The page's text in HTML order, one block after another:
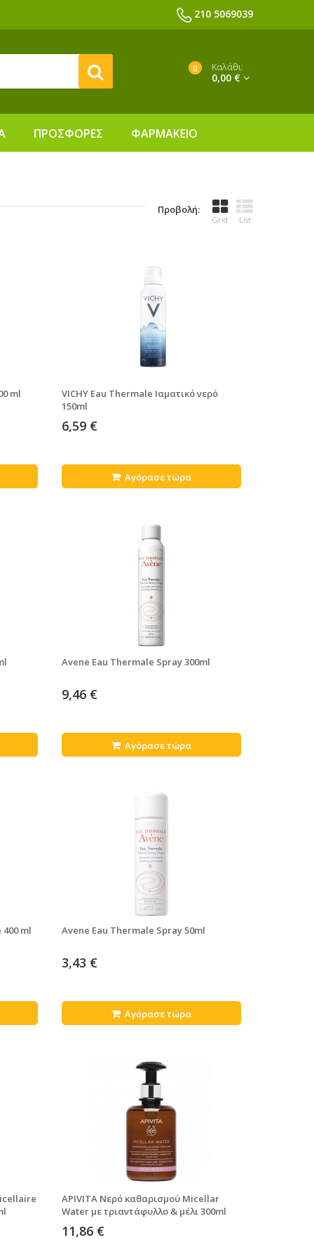
210 5069039
0 Καλάθι:
0,00 €
ΠΡΟΣΦΟΡΕΣ ΦΑΡΜΑΚΕΙΟ
Προβολή:
Grid List
ml
VICHY Eau Thermale Ιαματικό νερό
150ml
6,59 €
Αγόρασε τώρα
Avene Eau Thermale Spray 300ml
9,46 €
Αγόρασε τώρα
ml Avene Eau Thermale Spray 50ml
3,43 €
Αγόρασε τώρα
APIVITA Νερό καθαρισμού Micellar
Water με τριαντάφυλλο & μέλι 300ml
11,86 €